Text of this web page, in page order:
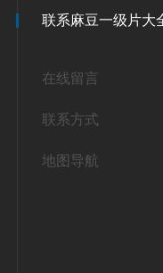
联系麻豆一级片大
在线留言
联系方式
地图导航